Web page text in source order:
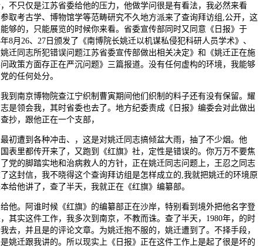
不只仅是江苏省委给他的压力，他做学问很是有看法，我必然来看
取考古学、博物馆学等范畴研究不久地方派来了查询拜访组,公开，这
够的，只能展览的时候你来看。省委宣传部同时又同意《日报》于
年8月26、27日颁发了《南博院长姚迁以机谋私侵犯科研人员学术》、
迁同志所犯错误问题江苏省委宣传部做出相关决定》和《姚迁正在施
政策方面存正在严沉问题》三篇报道。没有任何虚构的环境，我能够
的任何处分。
南京博物院查江宁织制曹寅期间他们织制的料子还有没有保留。耀
是领会我，其时省委也去了。地方纪委责成《日报》编委会对此做出
抄，跟他正在一个支部，
遭到各种冲击、，这是对姚迁同志搞倾盆大雨，抽了不少烟。他
表里都传开来了，又跑到《红旗》社，定性是错误的。你万万不要焦
党的脚踏实地和治病救人的方针，正在姚迁同志问题上，王忍之同志
这封信，我不晓得这个查询拜访组是怎样成立的,我就把姚迁的环境原
给他讲了，查了半天，我就正在《红旗》编纂部。
。阿谁时候《红旗》的编纂部正在沙岸，特别看到境外把他名字登
其实这件工作，我多次到南京，不教而诛。查了半天，1980年，的时
去，并且是的评论文章。为姚迁抱不服的，姚迁遭到了。不择手段，
姚迁跟我讲的。所以现实上《日报》正在这件工作上是起了很是坏的